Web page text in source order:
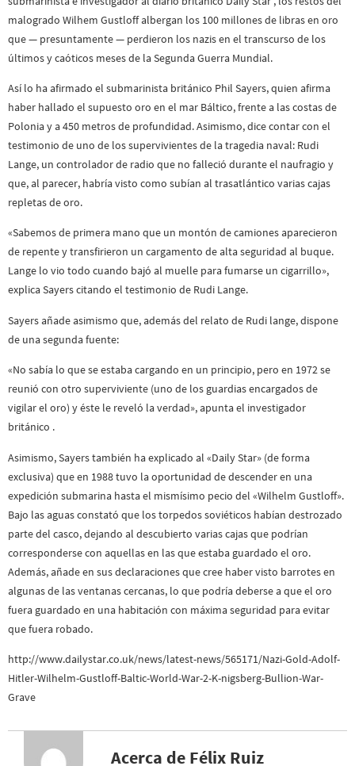
malogrado Wilhem Gustloff albergan los 100 millones de libras en oro
que — presuntamente — perdieron los nazis en el transcurso de los
últimos y caóticos meses de la Segunda Guerra Mundial.
Así lo ha afirmado el submarinista británico Phil Sayers, quien afirma
haber hallado el supuesto oro en el mar Báltico, frente a las costas de
Polonia y a 450 metros de profundidad. Asimismo, dice contar con el
testimonio de uno de los supervivientes de la tragedia naval: Rudi
Lange, un controlador de radio que no falleció durante el naufragio y
que, al parecer, habría visto como subían al trasatlántico varias cajas
repletas de oro.
«Sabemos de primera mano que un montón de camiones aparecieron
de repente y transfirieron un cargamento de alta seguridad al buque.
Lange lo vio todo cuando bajó al muelle para fumarse un cigarrillo»,
explica Sayers citando el testimonio de Rudi Lange.
Sayers añade asimismo que, además del relato de Rudi lange, dispone
de una segunda fuente:
«No sabía lo que se estaba cargando en un principio, pero en 1972 se
reunió con otro superviviente (uno de los guardias encargados de
vigilar el oro) y éste le reveló la verdad», apunta el investigador
británico .
Asimismo, Sayers también ha explicado al «Daily Star» (de forma
exclusiva) que en 1988 tuvo la oportunidad de descender en una
expedición submarina hasta el mismísimo pecio del «Wilhelm Gustloff».
Bajo las aguas constató que los torpedos soviéticos habían destrozado
parte del casco, dejando al descubierto varias cajas que podrían
corresponderse con aquellas en las que estaba guardado el oro.
Además, añade en sus declaraciones que cree haber visto barrotes en
algunas de las ventanas cercanas, lo que podría deberse a que el oro
fuera guardado en una habitación con máxima seguridad para evitar
que fuera robado.
http://www.dailystar.co.uk/news/latest-news/565171/Nazi-Gold-Adolf-
Hitler-Wilhelm-Gustloff-Baltic-World-War-2-K-nigsberg-Bullion-War-
Grave
Acerca de Félix Ruiz